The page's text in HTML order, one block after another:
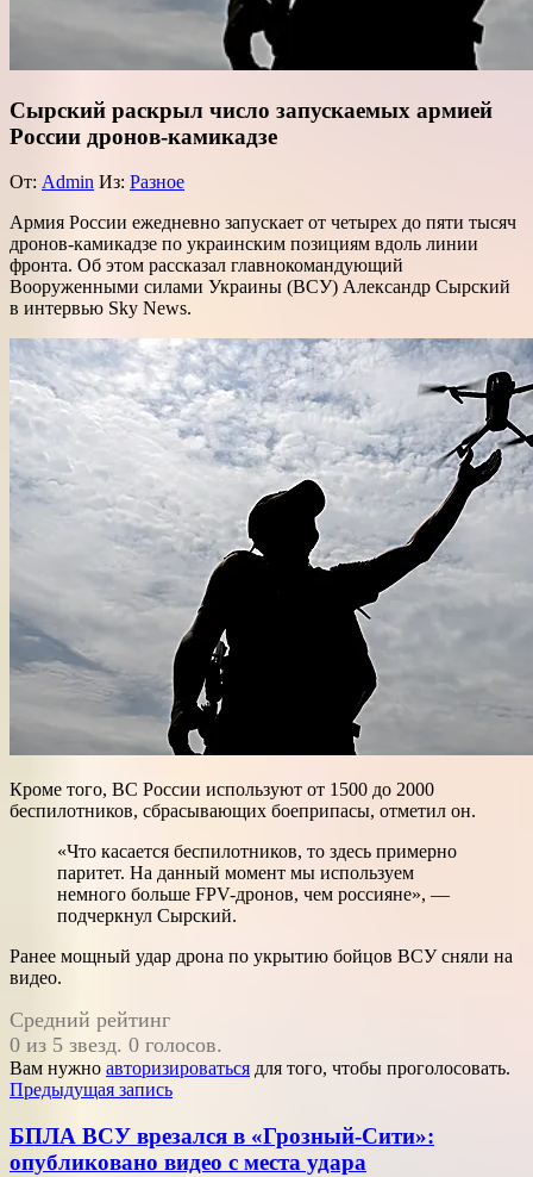
Сырский раскрыл число запускаемых армией
России дронов-камикадзе
От: Admin Из: Разное
Армия России ежедневно запускает от четырех до пяти тысяч
дронов-камикадзе по украинским позициям вдоль линии
фронта. Об этом рассказал главнокомандующий
Вооруженными силами Украины (ВСУ) Александр Сырский
в интервью Sky News.
Кроме того, ВС России используют от 1500 до 2000
беспилотников, сбрасывающих боеприпасы, отметил он.
«Что касается беспилотников, то здесь примерно
паритет. На данный момент мы используем
немного больше FPV-дронов, чем россияне», —
подчеркнул Сырский.
Ранее мощный удар дрона по укрытию бойцов ВСУ сняли на
видео.
Средний рейтинг
0 из 5 звезд. 0 голосов.
Вам нужно авторизироваться для того, чтобы проголосовать.
Навигация
по
записям
Предыдущая запись
БПЛА ВСУ врезался в «Грозный-Сити»:
опубликовано видео с места удара